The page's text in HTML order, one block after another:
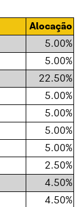
Alocação
5.00%
5.00%
22.50%
5.00%
5.00%
5.00%
5.00%
2.50%
4.50%
4.50%